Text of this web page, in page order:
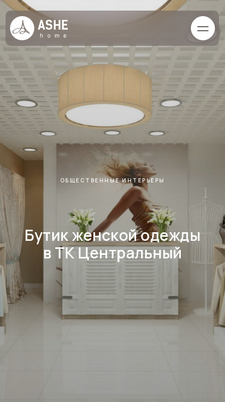
ОБЩЕСТВЕННЫЕ ИНТЕРЬЕРЫ
Бутик женской одежды
в ТК Центральный